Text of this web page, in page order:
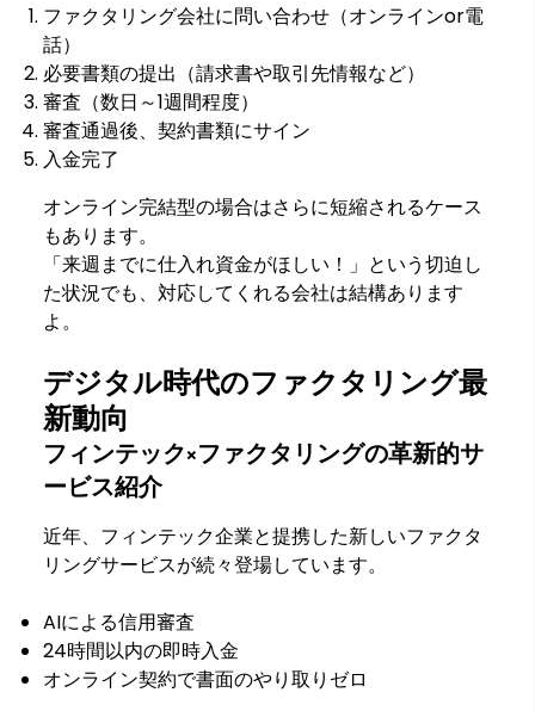
ファクタリング会社に問い合わせ（オンラインor電
話）
必要書類の提出（請求書や取引先情報など）
審査（数日～1週間程度）
審査通過後、契約書類にサイン
入金完了
オンライン完結型の場合はさらに短縮されるケース
もあります。
「来週までに仕入れ資金がほしい！」という切迫し
た状況でも、対応してくれる会社は結構あります
よ。
デジタル時代のファクタリング最
新動向
フィンテック×ファクタリングの革新的サ
ービス紹介
近年、フィンテック企業と提携した新しいファクタ
リングサービスが続々登場しています。
AIによる信用審査
24時間以内の即時入金
オンライン契約で書面のやり取りゼロ